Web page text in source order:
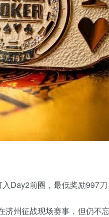
Day2前圈，最低奖励997刀
济州征战现场赛事，但仍不